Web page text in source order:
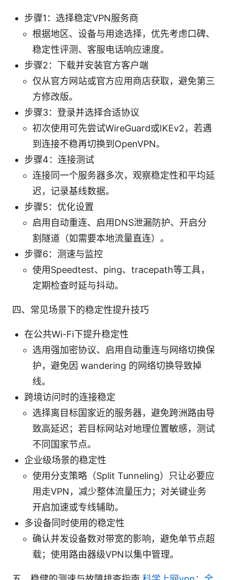
步骤1：选择稳定VPN服务商
根据地区、设备与用途选择，优先考虑口碑、
稳定性评测、客服电话响应速度。
步骤2：下载并安装官方客户端
仅从官方网站或官方应用商店获取，避免第三
方修改版。
步骤3：登录并选择合适协议
初次使用可先尝试WireGuard或IKEv2，若遇
到连接不稳再切换到OpenVPN。
步骤4：连接测试
连接同一个服务器多次，观察稳定性和平均延
迟，记录基线数据。
步骤5：优化设置
启用自动重连、启用DNS泄漏防护、开启分
割隧道（如需要本地流量直连）。
步骤6：测速与监控
使用Speedtest、ping、tracepath等工具，
定期检查时延与抖动。
四、常见场景下的稳定性提升技巧
在公共Wi-Fi下提升稳定性
选用强加密协议、启用自动重连与网络切换保
护，避免因 wandering 的网络切换导致掉
线。
跨境访问时的连接稳定
选择离目标国家近的服务器，避免跨洲路由导
致高延迟；若目标网站对地理位置敏感，测试
不同国家节点。
企业级场景的稳定性
使用分支策略（Split Tunneling）只让必要应
用走VPN，减少整体流量压力；对关键业务
开启加速或专线辅助。
多设备同时使用的稳定性
确认并发设备数对带宽的影响，避免单节点超
载；使用路由器级VPN以集中管理。